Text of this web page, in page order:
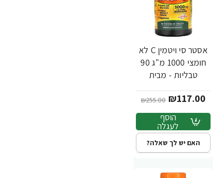
-54%
אסטר סי ויטמין C לא
חומצי 1000 מ"ג 90
טבליות - מבית
₪117.00
₪255.00
הוסף
לעגלה
האם יש לך שאלה?